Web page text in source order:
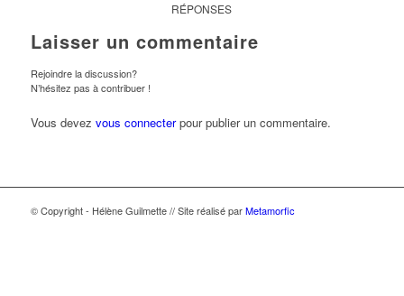
RÉPONSES
Laisser un commentaire
Rejoindre la discussion?
N’hésitez pas à contribuer !
Vous devez vous connecterpour publier un commentaire.
© Copyright - Hélène Guilmette // Site réalisé parMetamorfic